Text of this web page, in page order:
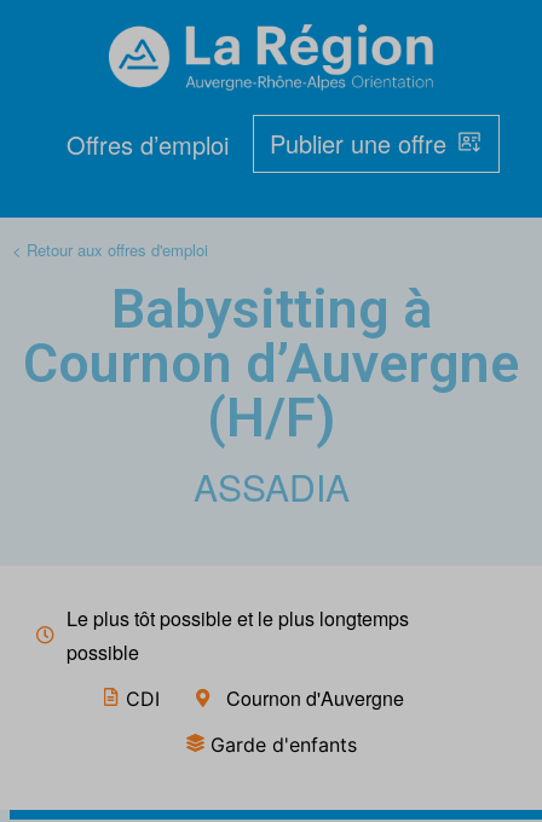
Offres d’emploi Publier une offre
< Retour aux offres d'emploi
Babysitting à
Cournon d’Auvergne
(H/F)
ASSADIA
Le plus tôt possible et le plus longtemps
possible
CDI Cournon d'Auvergne
Garde d'enfants